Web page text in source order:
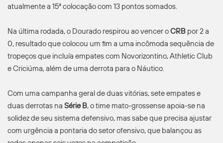
atualmente a 15ª colocação com 13 pontos somados.
Na última rodada, o Dourado respirou ao vencer oCRB por 2 a
0, resultado que colocou um fim a uma incômoda sequência de
tropeços que incluía empates com Novorizontino, Athletic Club
e Criciúma, além de uma derrota para o Náutico.
Com uma campanha geral de duas vitórias, sete empates e
duas derrotas na Série B, o time mato-grossense apoia-se na
solidez de seu sistema defensivo, mas sabe que precisa ajustar
com urgência a pontaria do setor ofensivo, que balançou as